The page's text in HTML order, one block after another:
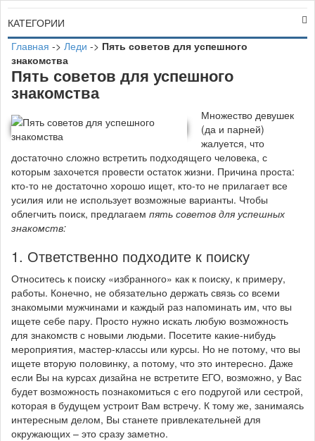
КАТЕГОРИИ
Главная -> Леди -> Пять советов для успешного
знакомства
Пять советов для успешного
знакомства
Множество девушек
(да и парней)
жалуется, что
достаточно сложно встретить подходящего человека, с
которым захочется провести остаток жизни. Причина проста:
кто-то не достаточно хорошо ищет, кто-то не прилагает все
усилия или не использует возможные варианты. Чтобы
облегчить поиск, предлагаем пять советов для успешных
знакомств:
1. Ответственно подходите к поиску
Относитесь к поиску «избранного» как к поиску, к примеру,
работы. Конечно, не обязательно держать связь со всеми
знакомыми мужчинами и каждый раз напоминать им, что вы
ищете себе пару. Просто нужно искать любую возможность
для знакомств с новыми людьми. Посетите какие-нибудь
мероприятия, мастер-классы или курсы. Но не потому, что вы
ищете вторую половинку, а потому, что это интересно. Даже
если Вы на курсах дизайна не встретите ЕГО, возможно, у Вас
будет возможность познакомиться с его подругой или сестрой,
которая в будущем устроит Вам встречу. К тому же, занимаясь
интересным делом, Вы станете привлекательней для
окружающих – это сразу заметно.